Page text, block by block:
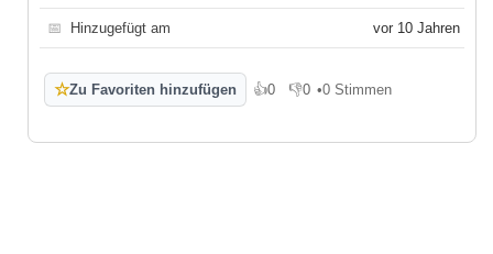
📅 Hinzugefügt am vor 10 Jahren
☆Zu Favoriten hinzufügen 👍0
Gefällt mir
👎0
Gefällt mir nicht
•0 Stimmen